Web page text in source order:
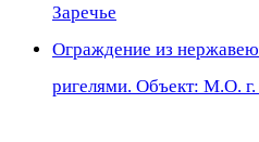
Заречье
Ограждение из
ригелями. Объект: М.О.